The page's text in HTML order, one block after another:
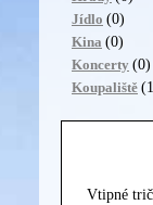
Jídlo (0)
Kina (0)
Koncerty (0)
Koupaliště
Vtipné